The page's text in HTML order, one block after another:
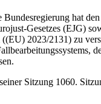
hat
Gesetzes (EJG)
((EU) 2023/2131) zu
Sitzung 1060.